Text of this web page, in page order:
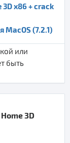
3D x86 + crack
MacOS (7.2.1)
или
быть
3D